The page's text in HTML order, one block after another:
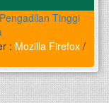
Pengadilan Tinggi
: Mozilla Firefox/